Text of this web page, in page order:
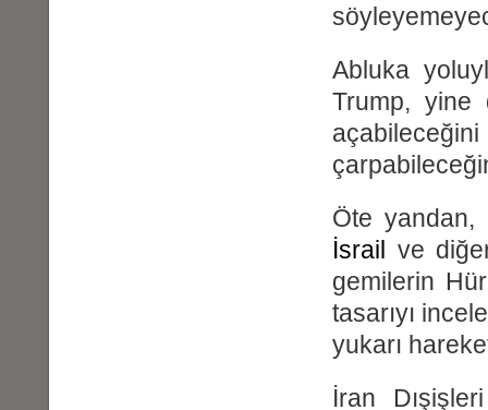
Abluka
Trump, yine
Öte yandan,
İsrail ve
gemilerin
tasarıyı
yukarı
İran